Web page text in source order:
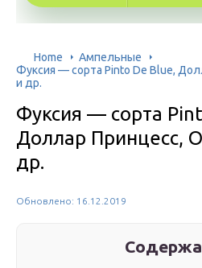
Home
Ампельные
Фуксия — сорта Pinto De Blue,
и др.
Фуксия — сорта
Доллар Принцесс,
др.
Обновлено: 16.12.2019